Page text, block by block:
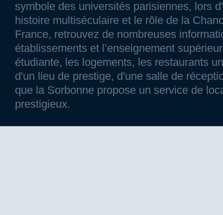
symbole des universités parisiennes, lors
histoire multiséculaire et le rôle de la
France, retrouvez de nombreuses
établissements et l’enseignement
étudiante, les logements, les restaurants
d'un lieu de prestige, d'une salle de
que la Sorbonne propose un service de
prestigieux.